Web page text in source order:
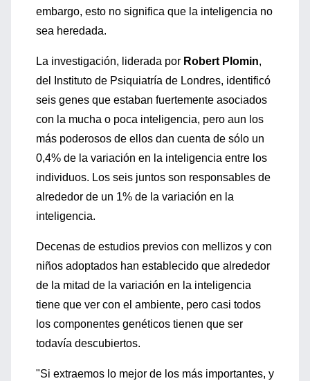
embargo, esto no significa que la inteligencia no
sea heredada.
La investigación, liderada por Robert Plomin,
del Instituto de Psiquiatría de Londres, identificó
seis genes que estaban fuertemente asociados
con la mucha o poca inteligencia, pero aun los
más poderosos de ellos dan cuenta de sólo un
0,4% de la variación en la inteligencia entre los
individuos. Los seis juntos son responsables de
alrededor de un 1% de la variación en la
inteligencia.
Decenas de estudios previos con mellizos y con
niños adoptados han establecido que alrededor
de la mitad de la variación en la inteligencia
tiene que ver con el ambiente, pero casi todos
los componentes genéticos tienen que ser
todavía descubiertos.
"Si extraemos lo mejor de los más importantes, y